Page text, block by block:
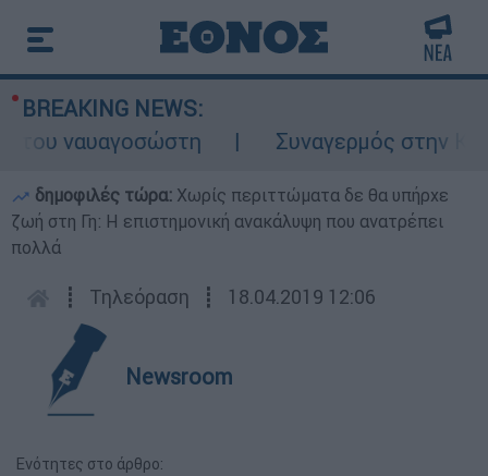
BREAKING NEWS:
ναυαγοσώστη
Συναγερμός στην
δημοφιλές τώρα: Χωρίς περιττώματα δε θα υπήρχε
ζωή στη Γη: Η επιστημονική ανακάλυψη που ανατρέπει
πολλά
┋ Τηλεόραση ┋ 18.04.2019 12:06
Newsroom
Ενότητες στο άρθρο: